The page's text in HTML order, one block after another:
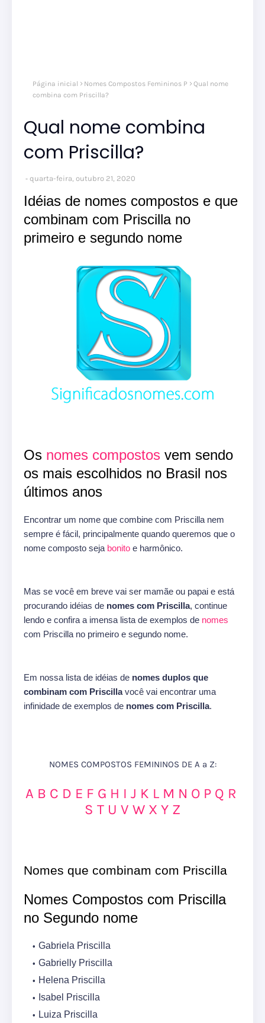
Página inicial Nomes Compostos Femininos P
Qual nome
combina com Priscilla?
Qual nome combina
com Priscilla?
quarta-feira, outubro 21, 2020
Idéias de nomes compostos e que
combinam com Priscilla no
primeiro e segundo nome
Os nomes compostos vem sendo
os mais escolhidos no Brasil nos
últimos anos
Encontrar um nome que combine com Priscilla nem
sempre é fácil, principalmente quando queremos que o
nome composto seja bonito e harmônico.
Mas se você em breve vai ser mamãe ou papai e está
procurando idéias de nomes com Priscilla, continue
lendo e confira a imensa lista de exemplos de nomes
com Priscilla no primeiro e segundo nome.
Em nossa lista de idéias de nomes duplos que
combinam com Priscillavocê vai encontrar uma
infinidade de exemplos de nomes com Priscilla.
NOMES COMPOSTOS FEMININOS DE A a Z:
A B C D E F G H I J K L M N O P Q R
S T U V W X Y Z
Nomes que combinam com Priscilla
Nomes Compostos com Priscilla
no Segundo nome
Gabriela Priscilla
Gabrielly Priscilla
Helena Priscilla
Isabel Priscilla
Luiza Priscilla